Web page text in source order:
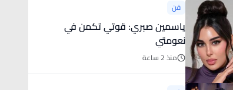
فن
ياسمين صبري: قوتي تكمن في
نعومتي
منذ 2 ساعة